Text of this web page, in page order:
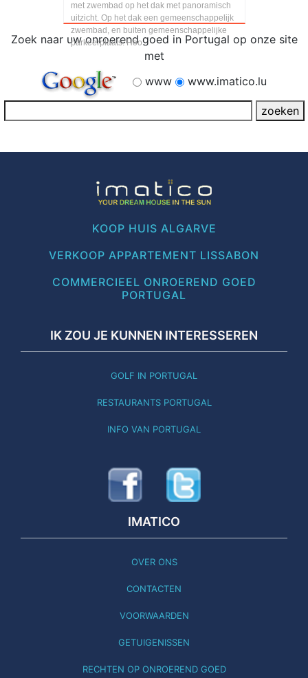
met zwembad op het dak met panoramisch
uitzicht. Op het dak een gemeenschappelijk
zwembad, en buiten gemeenschappelijke
parkeerplaats. Hoo...
Zoek naar uw onroerend goed in Portugal op onze site
met
www
www.imatico.lu
KOOP HUIS ALGARVE
VERKOOP APPARTEMENT LISSABON
COMMERCIEEL ONROEREND GOED
PORTUGAL
IK ZOU JE KUNNEN INTERESSEREN
GOLF IN PORTUGAL
RESTAURANTS PORTUGAL
INFO VAN PORTUGAL
IMATICO
OVER ONS
CONTACTEN
VOORWAARDEN
GETUIGENISSEN
RECHTEN OP ONROEREND GOED